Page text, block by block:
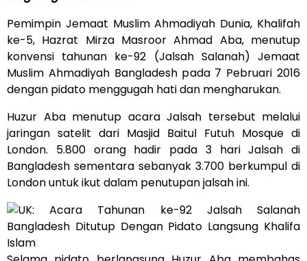
Pemimpin Jemaat Muslim Ahmadiyah Dunia, Khalifah
ke-5, Hazrat Mirza Masroor Ahmad Aba, menutup
konvensi tahunan ke-92 (Jalsah Salanah) Jemaat
Muslim Ahmadiyah Bangladesh pada 7 Pebruari 2016
dengan pidato menggugah hati dan mengharukan.
Huzur Aba menutup acara Jalsah tersebut melalui
jaringan satelit dari Masjid Baitul Futuh Mosque di
London. 5.800 orang hadir pada 3 hari Jalsah di
Bangladesh sementara sebanyak 3.700 berkumpul di
London untuk ikut dalam penutupan jalsah ini.